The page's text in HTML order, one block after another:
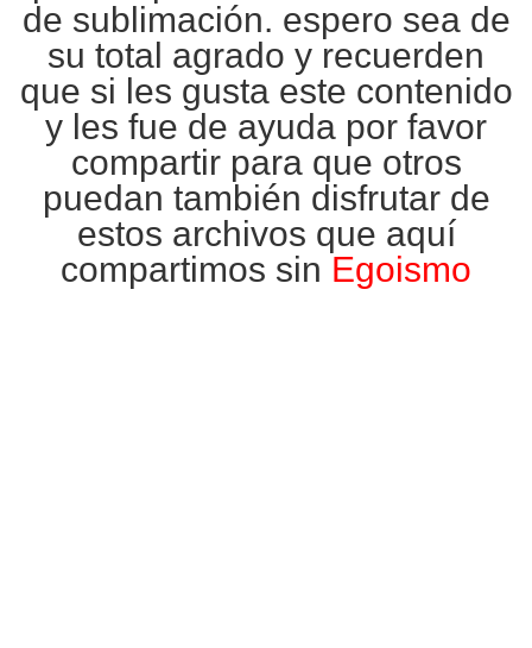
de sublimación. espero sea de
su total agrado y recuerden
que si les gusta este contenido
y les fue de ayuda por favor
compartir para que otros
puedan también disfrutar de
estos archivos que aquí
compartimos sin Egoismo